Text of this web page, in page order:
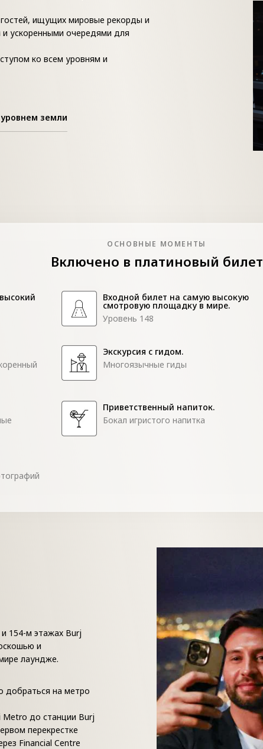
ищущих мировые рекорды и
ускоренными очередями для
ко всем уровням и
земли
ОСНОВНЫЕ МОМЕНТЫ
Включено в платиновый билет
Входной билет на самую высокую
смотровую площадку в мире.
Уровень 148
Экскурсия с гидом.
Многоязычные гиды
Приветственный напиток.
Бокал игристого напитка
154-м этажах Burj
и
лаундже.
добраться на метро
Metro до станции Burj
перекрестке
Financial Centre